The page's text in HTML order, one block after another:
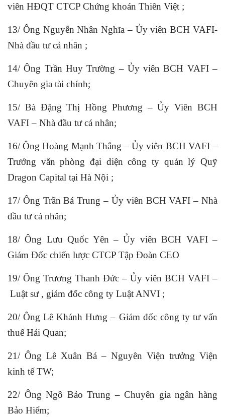
viên HĐQT CTCP Chứng khoán Thiên Việt ;
13/ Ông Nguyễn Nhân Nghĩa – Ủy viên BCH VAFI-
Nhà đầu tư cá nhân ;
14/ Ông Trần Huy Trường – Ủy viên BCH VAFI –
Chuyên gia tài chính;
15/ Bà Đặng Thị Hồng Phương – Ủy Viên BCH
VAFI – Nhà đầu tư cá nhân;
16/ Ông Hoàng Mạnh Thắng – Ủy viên BCH VAFI –
Trưởng văn phòng đại diện công ty quản lý Quỹ
Dragon Capital tại Hà Nội ;
17/ Ông Trần Bá Trung – Ủy viên BCH VAFI – Nhà
đầu tư cá nhân;
18/ Ông Lưu Quốc Yên – Ủy viên BCH VAFI –
Giám Đốc chiến lược CTCP Tập Đoàn CEO
19/ Ông Trương Thanh Đức – Ủy viên BCH VAFI –
Luật sư , giám đốc công ty Luật ANVI ;
20/ Ông Lê Khánh Hưng – Giám đốc công ty tư vấn
thuế Hải Quan;
21/ Ông Lê Xuân Bá – Nguyên Viện trưởng Viện
kinh tế TW;
22/ Ông Ngô Bảo Trung – Chuyên gia ngân hàng
Bảo Hiểm;